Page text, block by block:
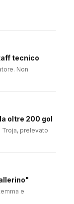
tecnico
Non
oltre 200 gol
prelevato
e